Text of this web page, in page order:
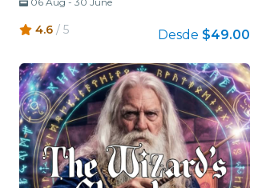
4.6 / 5 Desde $49.00